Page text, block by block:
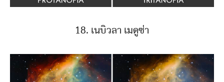
18. เนบิวลา เมดูซ่า